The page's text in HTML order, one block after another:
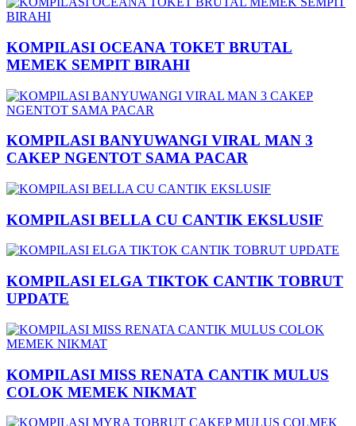
KOMPILASI OCEANA TOKET BRUTAL
MEMEK SEMPIT BIRAHI
KOMPILASI BANYUWANGI VIRAL MAN 3
CAKEP NGENTOT SAMA PACAR
KOMPILASI BELLA CU CANTIK EKSLUSIF
KOMPILASI ELGA TIKTOK CANTIK TOBRUT
UPDATE
KOMPILASI MISS RENATA CANTIK MULUS
COLOK MEMEK NIKMAT